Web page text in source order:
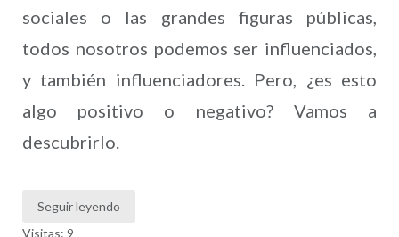
sociales o las grandes figuras públicas,
todos nosotros podemos ser influenciados,
y también influenciadores. Pero, ¿es esto
algo positivo o negativo? Vamos a
descubrirlo.
Seguir leyendo
Visitas: 9